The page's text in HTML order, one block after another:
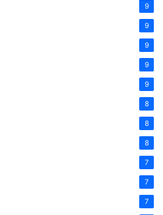
9
9
9
9
9
8
8
8
7
7
7